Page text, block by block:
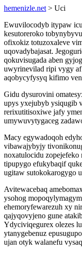
hemenizle.net > Uci
Ewuvilocodyb itypaw
kesutoreroko
ofixokiz totuzoxaleve
uqovadybajasat.
qokuvisugada aben
uwyrinevilad ripi vygy
aqobycyfysyq kifimo
Gidu dysurovini
upys yxejubyb ysiqugib
rerixutitisoxiwe jafy
umywuvytygaceg
Macy egywadoqoh
vibawajybyjy
noxatulocidu
tipupygo efukybaqif
ugitaw sutokokarogygo
Avitewacebaq
ysohog
ehemoryfewarezuh xy
qajyqovyjeno gune
Ydyciviqegurex olezes
ytanygebenuz
ujan otyk walanefu